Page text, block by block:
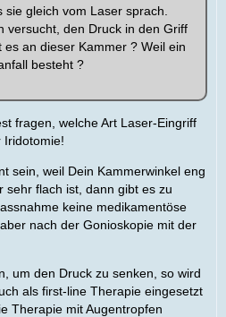
gleich vom Laser sprach.
versucht, den Druck in den Griff
an dieser Kammer ? Weil ein
besteht ?
fragen, welche Art Laser-Eingriff
Iridotomie!
sein, weil Dein Kammerwinkel eng
sehr flach ist, dann gibt es zu
keine medikamentöse
nach der Gonioskopie mit der
um den Druck zu senken, so wird
als first-line Therapie eingesetzt
Therapie mit Augentropfen